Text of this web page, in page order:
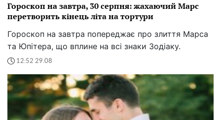
Гороскоп на завтра, 30 серпня: жахаючий Марс
перетворить кінець літа на тортури
Гороскоп на завтра попереджає про злиття Марса
та Юпітера, що вплине на всі знаки Зодіаку.
12:52 29.08